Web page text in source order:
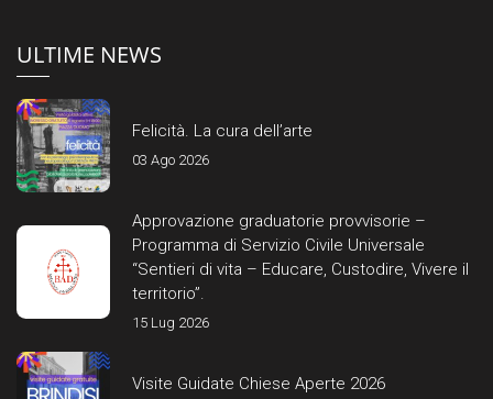
ULTIME NEWS
Felicità. La cura dell’arte
03 Ago 2026
Approvazione graduatorie provvisorie –
Programma di Servizio Civile Universale
“Sentieri di vita – Educare, Custodire, Vivere il
territorio”.
15 Lug 2026
Visite Guidate Chiese Aperte 2026